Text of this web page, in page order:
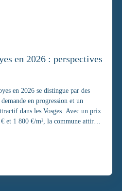
en 2026 : perspectives
en 2026 se distingue par des
en progression et un
dans les Vosges. Avec un prix
et 1 800 €/m², la commune attire
les investisseurs immobiliers.
demande pour les maisons
performants, tandis que